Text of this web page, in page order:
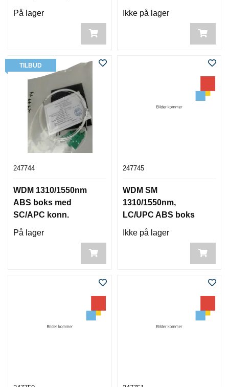
På lager
19" panel
Ikke på lager
TILBUD
247744
WDM 1310/1550nm
ABS boks med
SC/APC konn.
På lager
247745
WDM SM
1310/1550nm,
LC/UPC ABS boks
Ikke på lager